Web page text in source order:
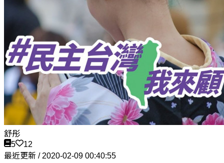
舒彤
5
12
最近更新 / 2020-02-09 00:40:55